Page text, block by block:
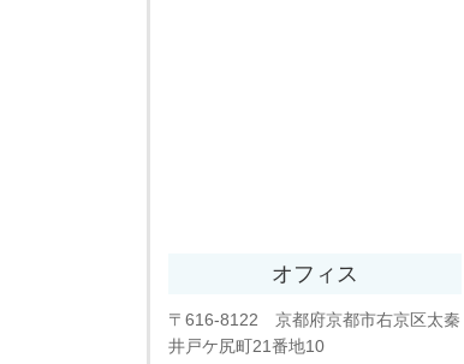
オフィス
〒616-8122 京都府京都市右京区太秦
井戸ケ尻町21番地10